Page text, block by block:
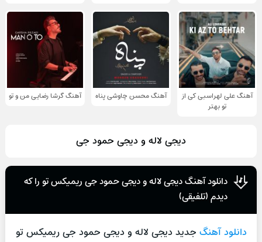
آهنگ علی لهراسبی کی از
تو ‌بهتر
آهنگ محسن چاوشی پناه آهنگ گرشا رضایی من و تو
دیجی لاله و دیجی حمود جی
دانلود آهنگ دیجی لاله و دیجی حمود جی ریمیکس تو را که
دیدم (تلفیقی)
دانلود آهنگ جدید دیجی لاله و دیجی حمود جی ریمیکس تو